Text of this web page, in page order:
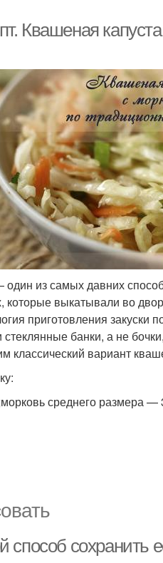
Квашеная
из самых давних
которые выкатывали во
приготовления закуски
банки, а не
классический вариант
среднего размера
способ сохранить